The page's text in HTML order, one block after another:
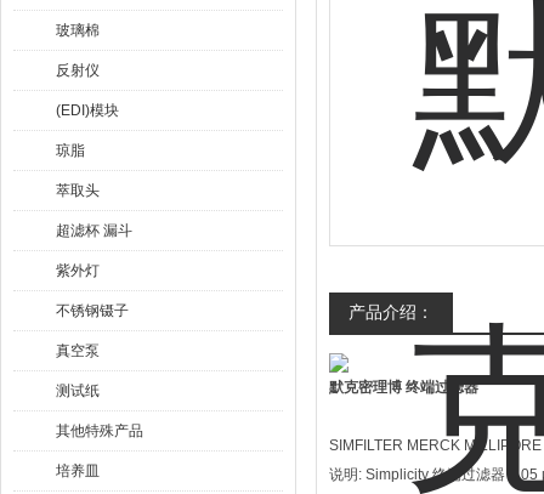
玻璃棉
反射仪
(EDI)模块
琼脂
萃取头
超滤杯 漏斗
紫外灯
不锈钢镊子
真空泵
测试纸
其他特殊产品
培养皿
产品介绍：
默克密理博 终端过滤器
SIMFILTER MERCK
说明: Simplicity 终端过滤器 0.05